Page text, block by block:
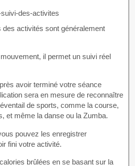
activités sont généralement
il permet un suivi réel
avoir terminé votre séance
sera en mesure de reconnaître
de sports, comme la course,
et même la danse ou la Zumba.
pouvez les enregistrer
fini votre activité.
brûlées en se basant sur la